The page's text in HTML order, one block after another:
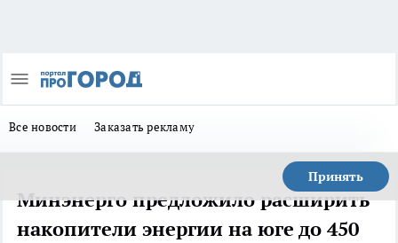
Все новости Заказать рекламу
Принять
Минэнерго предложило расширить
накопители энергии на юге до 450